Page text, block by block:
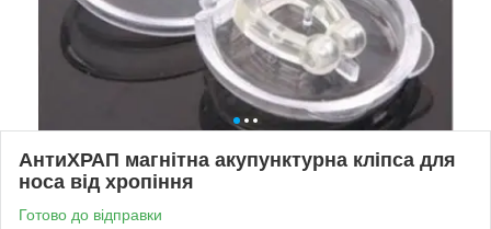
АнтиХРАП магнітна акупунктурна кліпса для
носа від хропіння
Готово до відправки